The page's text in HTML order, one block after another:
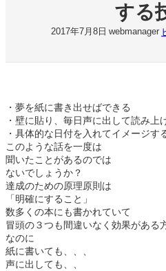
する
2017年7月8日 webmanager
・夢を紙に書き出せばできる
・壁に貼り、毎日声に出して読み上
・具体的な日付を入れてイメージす
このような話を一度は
聞いたことがあるのでは
ないでしょうか？
達成のための原理原則は
「明確にすること」
数多くの本にも書かれていて
冒頭の３つも間違いなく効果がある
なのに
紙に書いても、、、
声に出しても、、